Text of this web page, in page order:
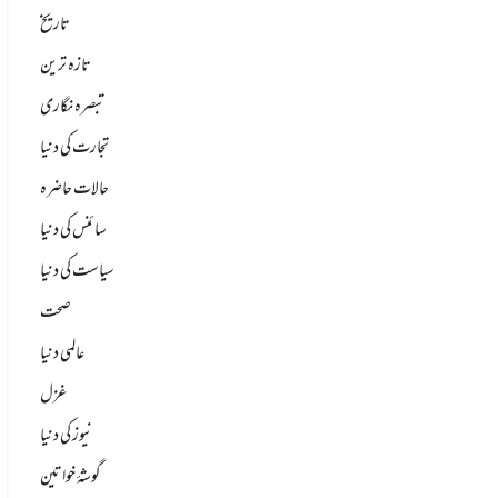
تاریخ
تازہ ترین
تبصرہ نگاری
تجارت کی دنیا
حالات حاضرہ
سائنس کی دنیا
سیاست کی دنیا
صحت
عالمی دنیا
غزل
نیوز کی دنیا
گوشۂ خواتین